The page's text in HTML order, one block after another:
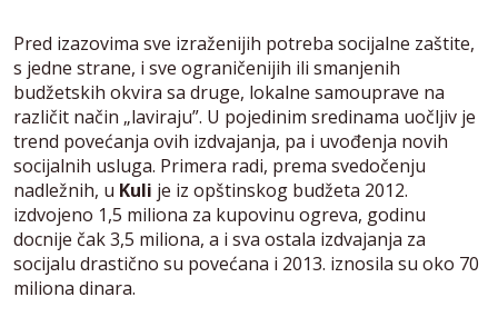
Pred izazovima sve izraženijih potreba socijalne zaštite,
s jedne strane, i sve ograničenijih ili smanjenih
budžetskih okvira sa druge, lokalne samouprave na
različit način „laviraju”. U pojedinim sredinama uočljiv je
trend povećanja ovih izdvajanja, pa i uvođenja novih
socijalnih usluga. Primera radi, prema svedočenju
nadležnih, u Kuli je iz opštinskog budžeta 2012.
izdvojeno 1,5 miliona za kupovinu ogreva, godinu
docnije čak 3,5 miliona, a i sva ostala izdvajanja za
socijalu drastično su povećana i 2013. iznosila su oko 70
miliona dinara.